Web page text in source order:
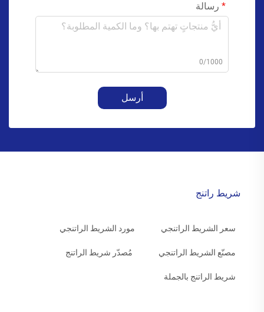
رسالة
0/1000
أرسل
شريط راتنج
سعر الشريط الراتنجي مورد الشريط الراتنجي
مصنّع الشريط الراتنجي مُصدّر شريط الراتنج
شريط الراتنج بالجملة